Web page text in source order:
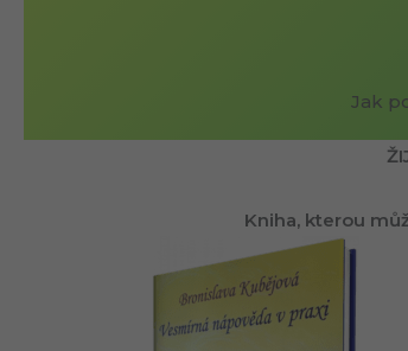
Jak
Kniha, kterou